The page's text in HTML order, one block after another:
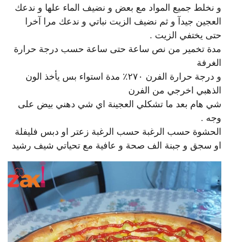
و نخلط جميع المواد مع بعض و نضيف الماء علها و ندعك
العجين جيدآ و ثم نضيف الزيت نباتي و ندعك مرا آخرا
حتى يختفي الزيت .
مدة تخمير من نص ساعة حتى ساعة حسب درجة حرارة
الغرفة
و درجة حرارة الفرن ٢٧٠٪ مدة استواء بس يأخذ الون
الذهبي اخرجي من الفرن
شي هام بعد ما تشكلي العجينة اي شي دهني بيض على
وجه .
الحشوة حسب الرغبة حسب الرغبة زعتر او دبس فليفلة
او سجق و جبنة الف صحة و عافية مع تحياتي شيف رشيد